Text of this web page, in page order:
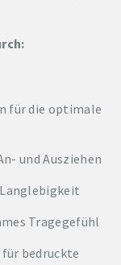
für die optimale
und Ausziehen
Tragegefühl
bedruckte